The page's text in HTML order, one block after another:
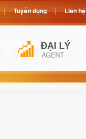
Tuyển dụng Liên hệ